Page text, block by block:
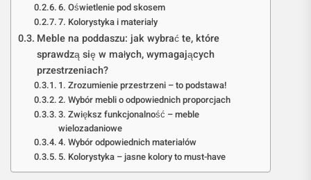
6. Oświetlenie pod skosem
7. Kolorystyka i materiały
Meble na poddaszu: jak wybrać te, które
sprawdzą się w małych, wymagających
przestrzeniach?
1. Zrozumienie przestrzeni – to podstawa!
2. Wybór mebli o odpowiednich proporcjach
3. Zwiększ funkcjonalność – meble
wielozadaniowe
4. Wybór odpowiednich materiałów
5. Kolorystyka – jasne kolory to must-have